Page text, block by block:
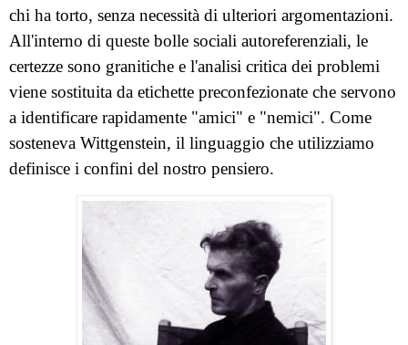
chi ha torto, senza necessità di ulteriori argomentazioni.
All'interno di queste bolle sociali autoreferenziali, le
certezze sono granitiche e l'analisi critica dei problemi
viene sostituita da etichette preconfezionate che servono
a identificare rapidamente "amici" e "nemici". Come
sosteneva Wittgenstein, il linguaggio che utilizziamo
definisce i confini del nostro pensiero.